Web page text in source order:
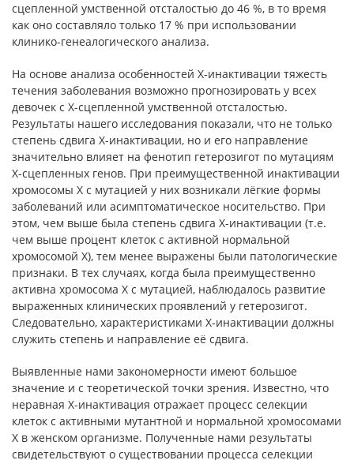
сцепленной умственной отсталостью до 46 %, в то время
как оно составляло только 17 % при использовании
клинико-генеалогического анализа.
На основе анализа особенностей Х-инактивации тяжесть
течения заболевания возможно прогнозировать у всех
девочек с Х-сцепленной умственной отсталостью.
Результаты нашего исследования показали, что не только
степень сдвига Х-инактивации, но и его направление
значительно влияет на фенотип гетерозигот по мутациям
Х-сцепленных генов. При преимущественной инактивации
хромосомы Х с мутацией у них возникали лёгкие формы
заболеваний или асимптоматическое носительство. При
этом, чем выше была степень сдвига Х-инактивации (т.е.
чем выше процент клеток с активной нормальной
хромосомой Х), тем менее выражены были патологические
признаки. В тех случаях, когда была преимущественно
активна хромосома Х с мутацией, наблюдалось развитие
выраженных клинических проявлений у гетерозигот.
Следовательно, характеристиками Х-инактивации должны
служить степень и направление её сдвига.
Выявленные нами закономерности имеют большое
значение и с теоретической точки зрения. Известно, что
неравная Х-инактивация отражает процесс селекции
клеток с активными мутантной и нормальной хромосомами
Х в женском организме. Полученные нами результаты
свидетельствуют о существовании процесса селекции